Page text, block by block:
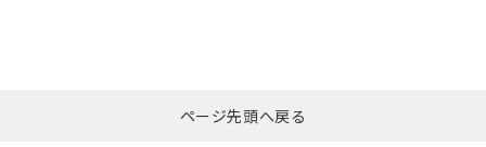
ページ先頭へ戻る